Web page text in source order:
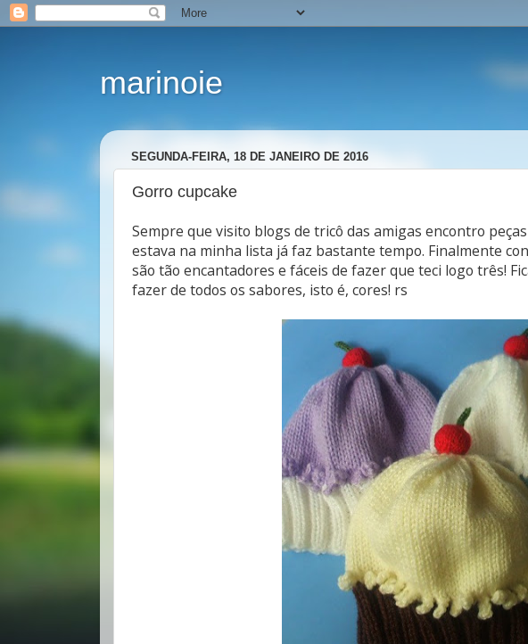
marinoie
SEGUNDA-FEIRA, 18 DE JANEIRO DE 2016
Gorro cupcake
Sempre que visito blogs de tricô das amigas encontro
estava na minha lista já faz bastante tempo. Finalmente
são tão encantadores e fáceis de fazer que teci logo três!
fazer de todos os sabores, isto é, cores! rs